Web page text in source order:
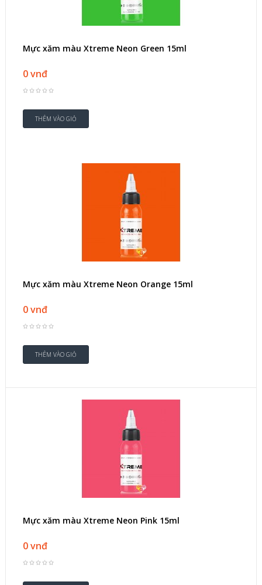
Mực xăm màu Xtreme Neon Green 15ml
0 vnđ
Mực xăm màu Xtreme Neon Orange 15ml
0 vnđ
Mực xăm màu Xtreme Neon Pink 15ml
0 vnđ